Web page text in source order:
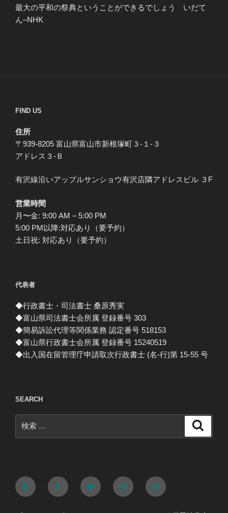
最大の平和の祭典ということができるでしょう いだて
ん–NHK
FIND US
住所
〒939-8205 富山県富山市新根塚町３-１-３
アドレス３-Ｂ
有沢線沿いアップルサンショウ有沢店隣アドレスビル ３F
営業時間
月〜金: 9:00 AM – 5:00 PM
5:00 PM以降:対応あり（要予約）
土日祝: 対応あり（要予約）
代表者
◆行政書士・司法書士 桑原秀実
◆富山県司法書士会所属 登録番号 303
◆簡易訴訟代理等関係業務 認定番号 518153
◆富山県行政書士会所属 登録番号 15240519
◆出入国在留管理庁申請取次行政書士 (名-行)第 15-55 号
SEARCH
索:
Yelp FacebookTwitter Instagram
メ